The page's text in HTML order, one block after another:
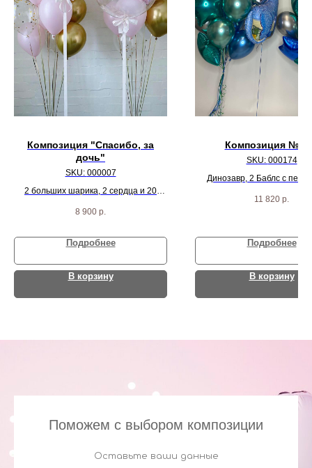
Композиция "Спасибо, за
дочь"
SKU: 000007
2 больших шарика, 2 сердца и 20
8 900 р.
Подробнее
В корзину
Композиция №
SKU: 000174
Динозавр, 2 Баблс с
11 820 р.
Подробнее
В корзину
Поможем с выбором композиции
Оставьте ваши данные